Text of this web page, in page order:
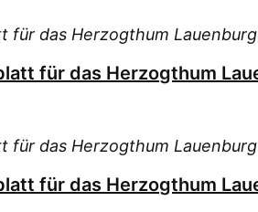
für das Herzogthum Lauenburg
für das Herzogthum
für das Herzogthum Lauenburg
für das Herzogthum